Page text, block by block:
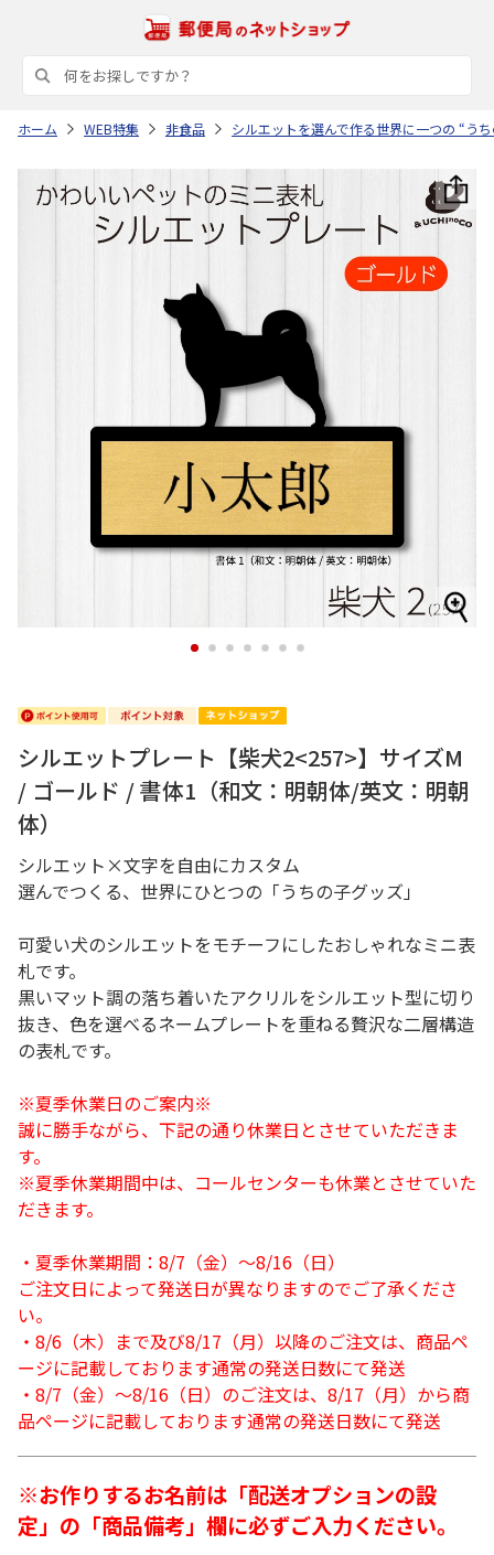
ホーム WEB特集 非食品 シルエットを選んで作る世界に一つの “う
1 2 3 4 5 6 7
シルエットプレート【柴犬2<257>】サイズM
/ ゴールド / 書体1（和文：明朝体/英文：明朝
体）
シルエット×文字を自由にカスタム
選んでつくる、世界にひとつの「うちの子グッズ」
可愛い犬のシルエットをモチーフにしたおしゃれなミニ表
札です。
黒いマット調の落ち着いたアクリルをシルエット型に切り
抜き、色を選べるネームプレートを重ねる贅沢な二層構造
の表札です。
※夏季休業日のご案内※
誠に勝手ながら、下記の通り休業日とさせていただきま
す。
※夏季休業期間中は、コールセンターも休業とさせていた
だきます。
・夏季休業期間：8/7（金）～8/16（日）
ご注文日によって発送日が異なりますのでご了承くださ
い。
・8/6（木）まで及び8/17（月）以降のご注文は、商品ペ
ージに記載しております通常の発送日数にて発送
・8/7（金）～8/16（日）のご注文は、8/17（月）から商
品ページに記載しております通常の発送日数にて発送
※お作りするお名前は「配送オプションの設
定」の「商品備考」欄に必ずご入力ください。